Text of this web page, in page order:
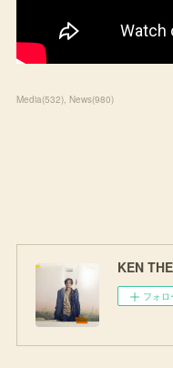
Media(532) News(980)
KEN
フォロ